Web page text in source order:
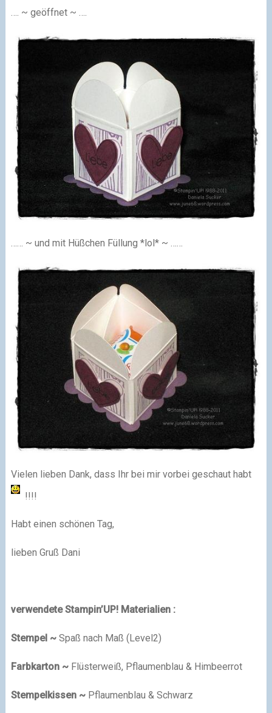
…. ~ geöffnet ~ ….
…… ~ und mit Hüßchen Füllung *lol* ~ ……
Vielen lieben Dank, dass Ihr bei mir vorbei geschaut habt
!!!!
Habt einen schönen Tag,
lieben Gruß Dani
verwendete Stampin’UP! Materialien :
Stempel ~ Spaß nach Maß (Level2)
Farbkarton ~Flüsterweiß, Pflaumenblau & Himbeerrot
Stempelkissen ~Pflaumenblau & Schwarz